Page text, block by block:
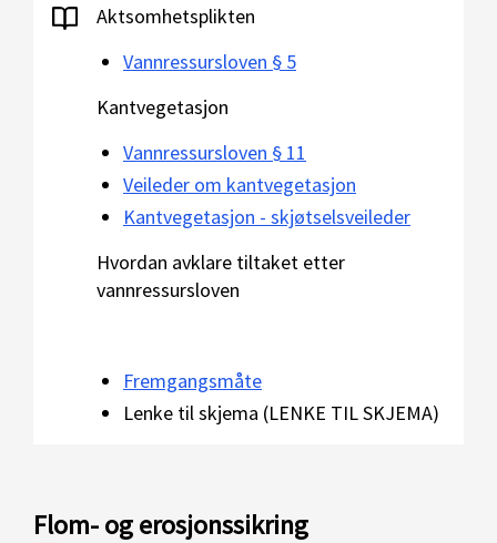
Aktsomhetsplikten
Vannressursloven § 5
Kantvegetasjon
Vannressursloven § 11
Veileder om kantvegetasjon
Kantvegetasjon - skjøtselsveileder
Hvordan avklare tiltaket etter
vannressursloven
Fremgangsmåte
Lenke til skjema (LENKE TIL SKJEMA)
Flom- og erosjonssikring